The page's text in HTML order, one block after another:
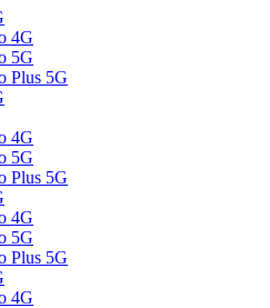
4G
5G
Plus 5G
4G
5G
Plus 5G
4G
5G
Plus 5G
4G